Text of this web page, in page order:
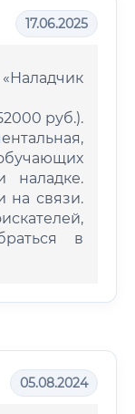
17.06.2025
руб.).
наладке.
на связи.
в
05.08.2024